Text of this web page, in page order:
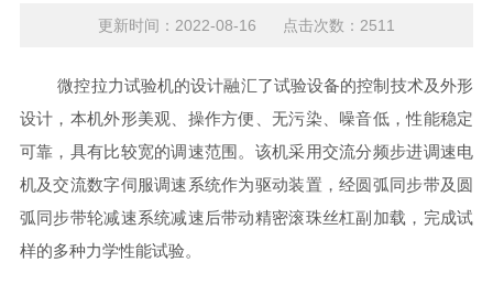
更新时间：2022-08-16 点击次数：2511
微控拉力试验机的设计融汇了试验设备的控制技术及外形
设计，本机外形美观、操作方便、无污染、噪音低，性能稳定
可靠，具有比较宽的调速范围。该机采用交流分频步进调速电
机及交流数字伺服调速系统作为驱动装置，经圆弧同步带及圆
弧同步带轮减速系统减速后带动精密滚珠丝杠副加载，完成试
样的多种力学性能试验。